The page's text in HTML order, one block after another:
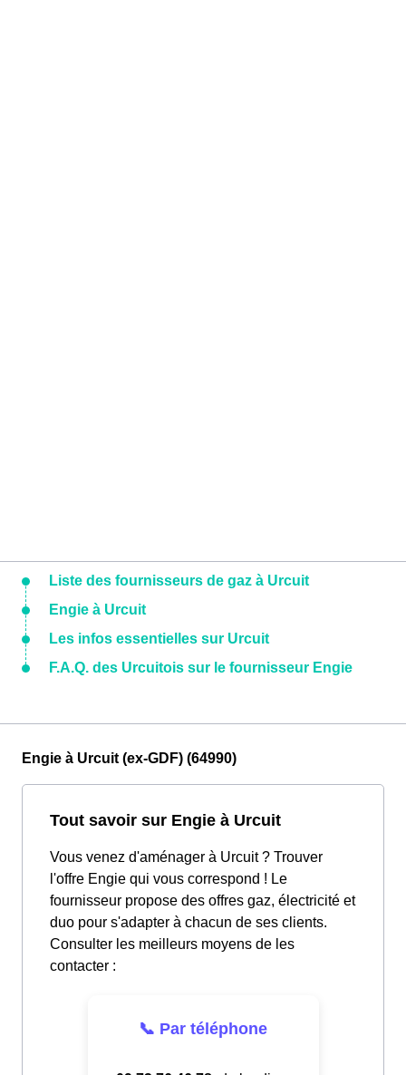
Liste des fournisseurs de gaz à Urcuit
Engie à Urcuit
Les infos essentielles sur Urcuit
F.A.Q. des Urcuitois sur le fournisseur Engie
Engie à Urcuit (ex-GDF) (64990)
Tout savoir sur Engie à Urcuit
Vous venez d'aménager à Urcuit ? Trouver
l'offre Engie qui vous correspond ! Le
fournisseur propose des offres gaz, électricité et
duo pour s'adapter à chacun de ses clients.
Consulter les meilleurs moyens de les
contacter :
📞 Par téléphone